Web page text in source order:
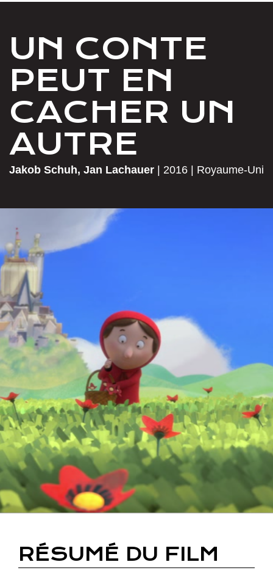
UN CONTE
PEUT EN
CACHER UN
AUTRE
Jakob Schuh, Jan Lachauer | 2016 | Royaume-Uni
RÉSUMÉ DU FILM